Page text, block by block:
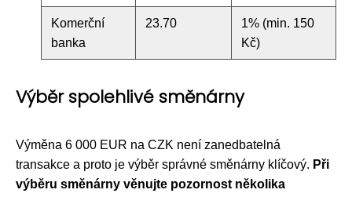
Komerční
banka
23.70
1% (min. 150
Kč)
Výběr spolehlivé směnárny
Výměna 6 000 EUR na CZK není zanedbatelná
transakce a proto je výběr správné směnárny klíčový. Při
výběru směnárny věnujte pozornost několika